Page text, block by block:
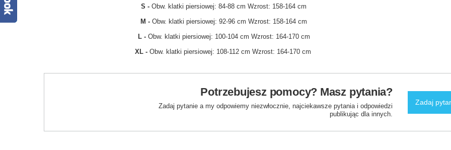
S - Obw. klatki piersiowej: 84-88 cm Wzrost: 158-164 cm
M - Obw. klatki piersiowej: 92-96 cm Wzrost: 158-164 cm
L - Obw. klatki piersiowej: 100-104 cm Wzrost: 164-170 cm
XL - Obw. klatki piersiowej: 108-112 cm Wzrost: 164-170 cm
Potrzebujesz pomocy? Masz pytania?
Zadaj pytanie a my odpowiemy niezwłocznie, najciekawsze pytania i odpowiedzi
publikując dla innych.
Zadaj